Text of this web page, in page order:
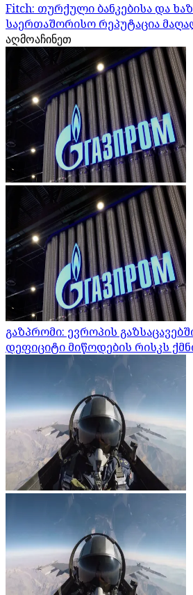
Fitch: თურქული ბანკებისა და
საერთაშორისო რეპუტაცია
აღმოაჩინეთ
გაზპრომი: ევროპის
დეფიციტი მიწოდების რისკს